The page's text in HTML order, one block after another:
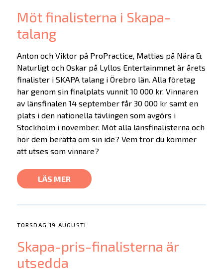
Möt finalisterna i Skapa-
talang
Anton och Viktor på ProPractice, Mattias på Nära &
Naturligt och Oskar på Lyllos Entertainmnet är årets
finalister i SKAPA talang i Örebro län. Alla företag
har genom sin finalplats vunnit 10 000 kr. Vinnaren
av länsfinalen 14 september får 30 000 kr samt en
plats i den nationella tävlingen som avgörs i
Stockholm i november. Möt alla länsfinalisterna och
hör dem berätta om sin ide? Vem tror du kommer
att utses som vinnare?
LÄS MER
TORSDAG 19 AUGUSTI
Skapa-pris-finalisterna är
utsedda